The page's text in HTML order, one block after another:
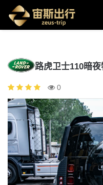
路虎卫士110暗
0